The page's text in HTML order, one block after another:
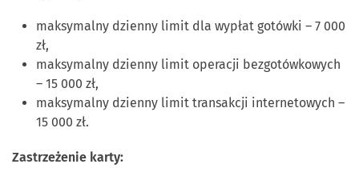
maksymalny dzienny limit dla wypłat gotówki – 7 000
zł,
maksymalny dzienny limit operacji bezgotówkowych
– 15 000 zł,
maksymalny dzienny limit transakcji internetowych –
15 000 zł.
Zastrzeżenie karty: